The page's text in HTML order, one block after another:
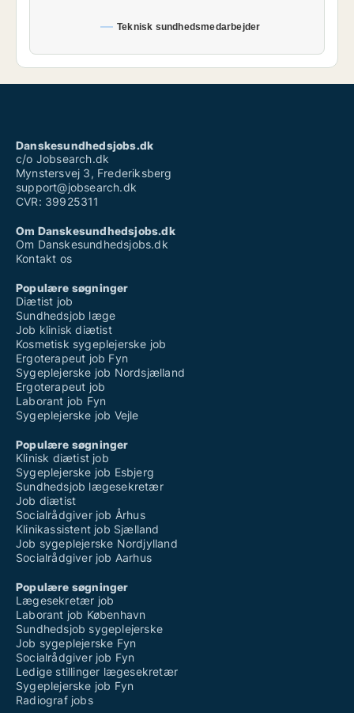
Teknisk sundhedsmedarbejder
Danskesundhedsjobs.dk
c/o Jobsearch.dk
Mynstersvej 3, Frederiksberg
support@jobsearch.dk
CVR: 39925311
Om Danskesundhedsjobs.dk
Om Danskesundhedsjobs.dk
Kontakt os
Populære søgninger
Diætist job
Sundhedsjob læge
Job klinisk diætist
Kosmetisk sygeplejerske job
Ergoterapeut job Fyn
Sygeplejerske job Nordsjælland
Ergoterapeut job
Laborant job Fyn
Sygeplejerske job Vejle
Populære søgninger
Klinisk diætist job
Sygeplejerske job Esbjerg
Sundhedsjob lægesekretær
Job diætist
Socialrådgiver job Århus
Klinikassistent job Sjælland
Job sygeplejerske Nordjylland
Socialrådgiver job Aarhus
Populære søgninger
Lægesekretær job
Laborant job København
Sundhedsjob sygeplejerske
Job sygeplejerske Fyn
Socialrådgiver job Fyn
Ledige stillinger lægesekretær
Sygeplejerske job Fyn
Radiograf jobs